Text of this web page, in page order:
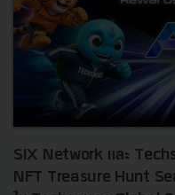
SIX Network และ
NFT Treasure Hunt